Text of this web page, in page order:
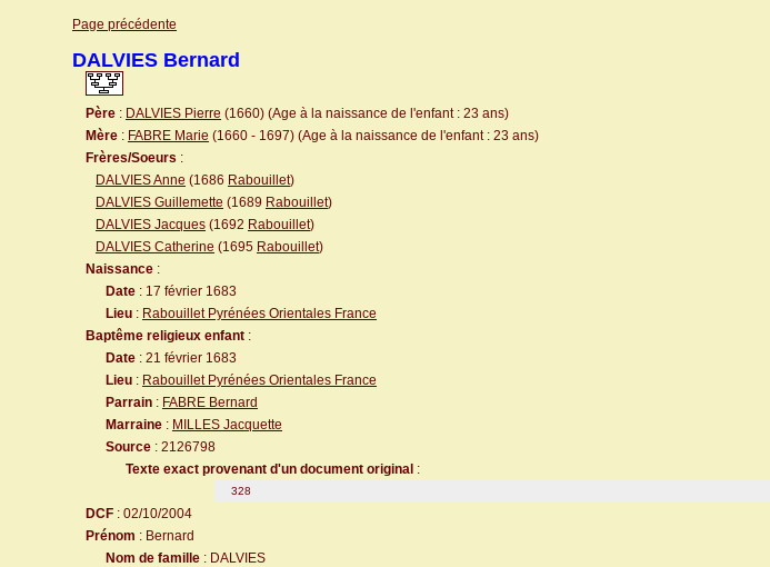
Page précédente
DALVIES Bernard
Père : DALVIES Pierre (1660) (Age à la naissance de l'enfant : 23 ans)
Mère : FABRE Marie (1660 - 1697) (Age à la naissance de l'enfant : 23 ans)
Frères/Soeurs :
DALVIES Anne (1686 Rabouillet)
DALVIES Guillemette (1689 Rabouillet)
DALVIES Jacques (1692 Rabouillet)
DALVIES Catherine (1695 Rabouillet)
Naissance :
Date : 17 février 1683
Lieu : Rabouillet Pyrénées Orientales France
Baptême religieux enfant :
Date : 21 février 1683
Lieu : Rabouillet Pyrénées Orientales France
Parrain : FABRE Bernard
Marraine : MILLES Jacquette
Source : 2126798
Texte exact provenant d'un document original :
328
DCF : 02/10/2004
Prénom : Bernard
Nom de famille : DALVIES